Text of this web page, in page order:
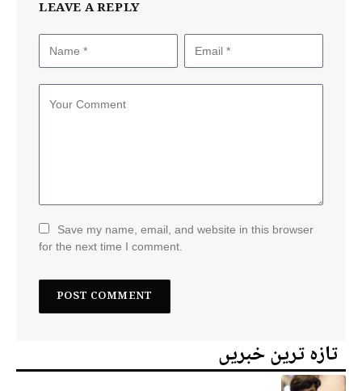
LEAVE A REPLY
Save my name, email, and website in this browser
for the next time I comment.
تازہ ترین خبریں